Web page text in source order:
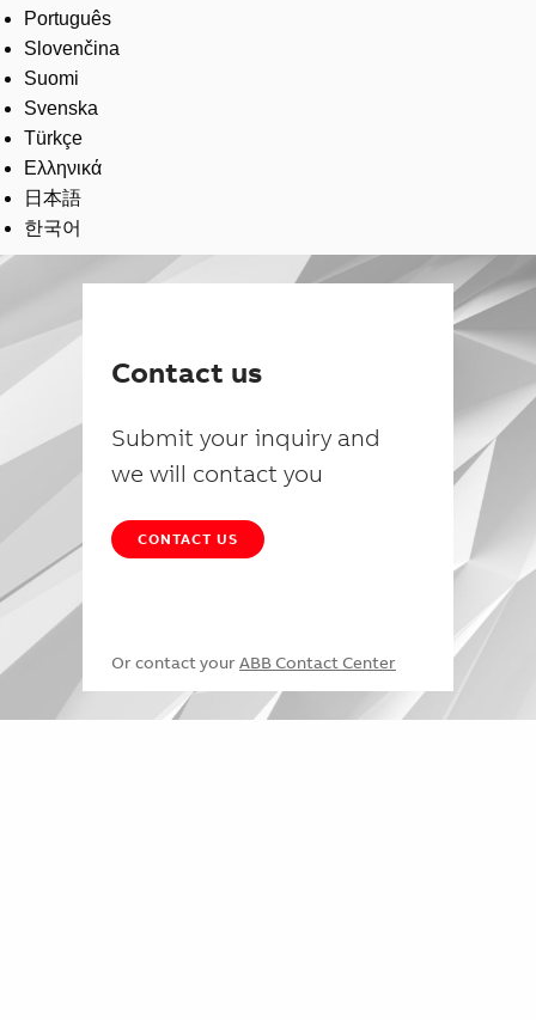
Português
Slovenčina
Suomi
Svenska
Türkçe
Ελληνικά
日本語
한국어
Contact us
Submit your inquiry and
we will contact you
CONTACT US
Or contact your ABB Contact Center